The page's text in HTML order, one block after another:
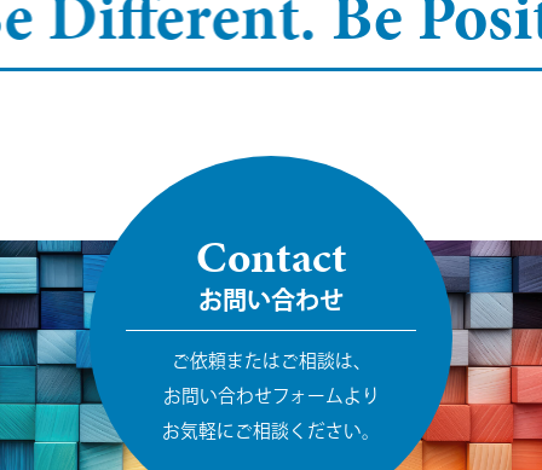
Contact
お問い合わせ
ご依頼またはご相談は、
お問い合わせフォームより
お気軽にご相談ください。